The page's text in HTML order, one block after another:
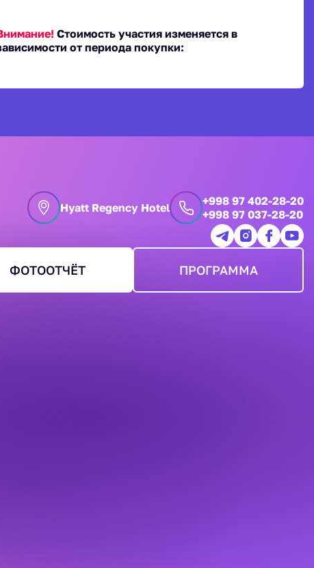
Стоимость участия изменяется в
от периода покупки:
Hyatt Regency Hotel
+998 97 402-28-20
+998 97 037-28-20
ФОТООТЧЁТ ПРОГРАММА